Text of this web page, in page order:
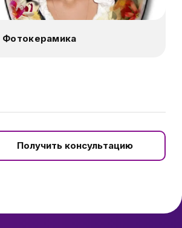
Фотокерамика
Получить консультацию